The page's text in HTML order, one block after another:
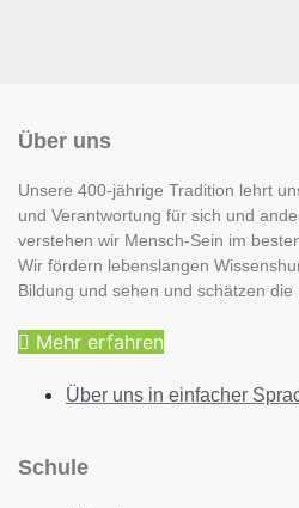
Über uns
Unsere 400-jährige Tradition lehrt
und Verantwortung für sich und
verstehen wir Mensch-Sein im
Wir fördern lebenslangen
Bildung und sehen und schätzen die
Mehr erfahren
Über uns in einfacher
Schule